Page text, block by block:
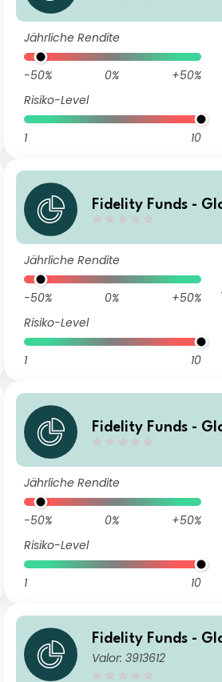
A-MCDIST(G)-
Jährliche Rendite
-50% 0%
+50%
Risiko-Level
1 10
Fidelity Funds -
A-Acc-JPY (JPY/
Jährliche Rendite
-50% 0%
+50%
Risiko-Level
1 10
Fidelity Funds -
A-Acc-HKD
Jährliche Rendite
-50% 0%
+50%
Risiko-Level
1 10
Fidelity Funds -
Asset Growth &
Valor: 3913612